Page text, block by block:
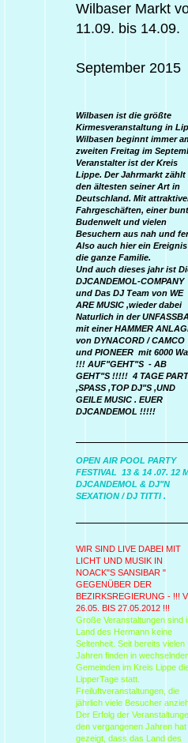
Wilbaser Markt
11.09. bis 14.09.
September 2015
Wilbasen ist die größte
Kirmesveranstaltung in
Wilbasen beginnt immer
zweiten Freitag im
Veranstalter ist der Kreis
Lippe. Der Jahrmarkt zählt
den ältesten seiner Art in
Deutschland. Mit
Fahrgeschäften, einer
Budenwelt und vielen
Besuchern aus nah und
Also auch hier ein
die ganze Familie.
Und auch dieses jahr ist
DJCANDEMOL-COMPANY
und Das DJ Team von WE
ARE MUSIC ,wieder dabei
Naturlich in der
mit einer HAMMER
von DYNACORD / CAMCO
und PIONEER mit 6000
!!! AUF"GEHT"S - AB
GEHT"S !!!!! 4 TAGE
,SPASS ,TOP DJ"S ,UND
GEILE MUSIC . EUER
DJCANDEMOL !!!!!
OPEN AIR POOL PARTY
FESTIVAL 13 & 14 .07. 12
DJCANDEMOL & DJ"N
SEXATION / DJ TITTI .
WIR SIND LIVE DABEI MIT
LICHT UND MUSIK IN
NOACK"S SANSIBAR "
GEGENÜBER DER
BEZIRKSREGIERUNG - !!!
26.05. BIS 27.05.2012 !!!
Große Veranstaltungen sind
Land des Hermann keine
Seltenheit. Seit bereits vielen
Jahren finden in
Gemeinden im Kreis Lippe
LipperTage statt.
Freiluftveranstaltungen, die
jährlich viele Besucher
Der Erfolg der
den vergangenen Jahren hat
gezeigt, dass das Land des